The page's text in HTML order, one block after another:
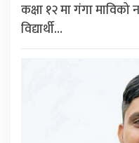
कक्षा १२ मा गंगा माविको
विद्यार्थी…